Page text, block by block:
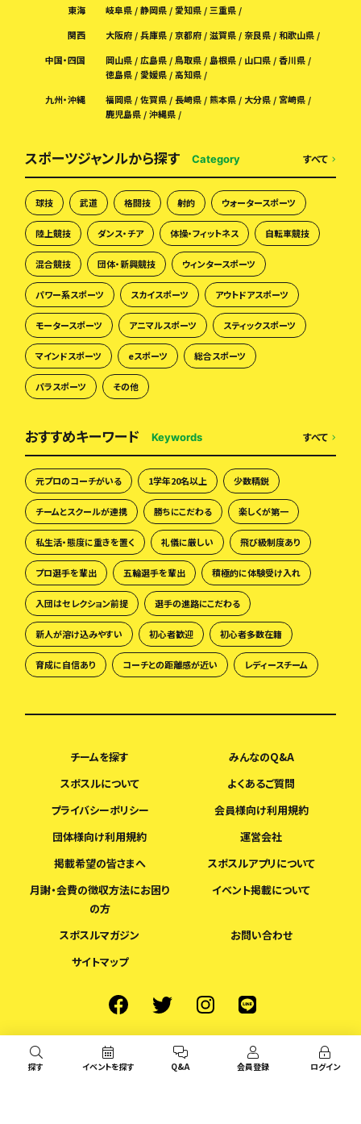
東海
岐阜県 静岡県 愛知県
三重県
関西
大阪府 兵庫県 京都府 滋賀県 奈良県
和歌山県
中国・四国
岡山県 広島県 鳥取県 島根県 山口県
香川県
徳島県
愛媛県
高知県
九州・沖縄
福岡県 佐賀県 長崎県 熊本県 大分県
宮崎県
鹿児島県
沖縄県
スポーツジャンルから探す Category すべて
球技 武道 格闘技 射的 ウォータースポーツ
陸上競技 ダンス・チア 体操・フィットネス 自転車競技
混合競技 団体・新興競技 ウィンタースポーツ
パワー系スポーツ スカイスポーツ アウトドアスポーツ
モータースポーツ アニマルスポーツ スティックスポーツ
マインドスポーツ eスポーツ 総合スポーツ
パラスポーツ その他
おすすめキーワード Keywords すべて
元プロのコーチがいる 1学年20名以上 少数精鋭
チームとスクールが連携 勝ちにこだわる 楽しくが第一
私生活・態度に重きを置く 礼儀に厳しい 飛び級制度あり
プロ選手を輩出 五輪選手を輩出 積極的に体験受け入れ
入団はセレクション前提 選手の進路にこだわる
新人が溶け込みやすい 初心者歓迎 初心者多数在籍
育成に自信あり コーチとの距離感が近い レディースチーム
チームを探す
みんなのQ&A
スポスルについて
よくあるご質問
プライバシーポリシー
会員様向け利用規約
団体様向け利用規約
運営会社
掲載希望の皆さまへ
スポスルアプリについて
月謝・会費の徴収方法にお困り
の方
イベント掲載について
スポスルマガジン
お問い合わせ
サイトマップ
探す イベントを探す Q&A 会員登録 ログイン